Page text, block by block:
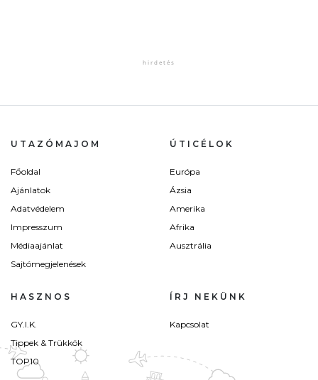
UTAZÓMAJOM
Főoldal
Ajánlatok
Adatvédelem
Impresszum
Médiaajánlat
Sajtómegjelenések
ÚTICÉLOK
Európa
Ázsia
Amerika
Afrika
Ausztrália
HASZNOS
GY.I.K.
Tippek & Trükkök
TOP10
ÍRJ NEKÜNK
Kapcsolat